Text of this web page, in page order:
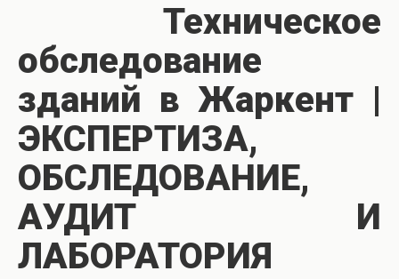
Техническое
обследование
зданий в Жаркент |
ЭКСПЕРТИЗА,
ОБСЛЕДОВАНИЕ,
АУДИТ И
ЛАБОРАТОРИЯ